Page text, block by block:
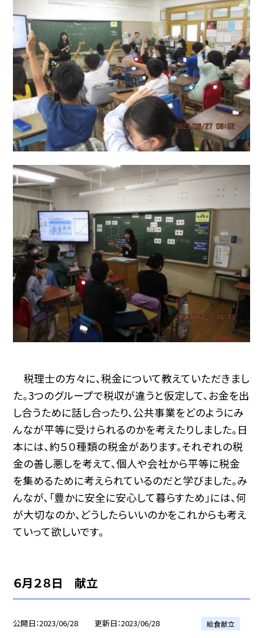
税理士の方々に、税金について教えていただきまし
た。3つのグループで税収が違うと仮定して、お金を出
し合うために話し合ったり、公共事業をどのようにみ
んなが平等に受けられるのかを考えたりしました。日
本には、約５０種類の税金があります。それぞれの税
金の善し悪しを考えて、個人や会社から平等に税金
を集めるために考えられているのだと学びました。み
んなが、「豊かに安全に安心して暮らすため」には、何
が大切なのか、どうしたらいいのかをこれからも考え
ていって欲しいです。
６月２８日 献立
公開日 2023/06/28 更新日 2023/06/28 給食献立